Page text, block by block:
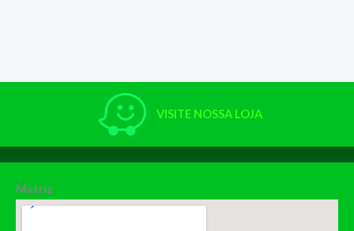
VISITE NOSSA LOJA
Matriz